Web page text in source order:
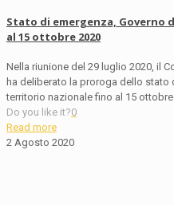
Stato di emergenza, Governo
al 15 ottobre 2020
Nella riunione del 29 luglio 2020, il
ha deliberato la proroga dello stato
territorio nazionale fino al 15 ottobre
Do you like it?0
Read more
2 Agosto 2020